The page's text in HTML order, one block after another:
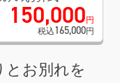
150,000円
税込165,000円
とお別れを